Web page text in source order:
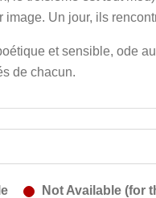
image. Un jour, ils
et sensible, ode
de chacun.
Not Available (for